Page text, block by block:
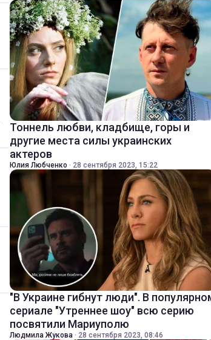
Тоннель любви, кладбище, горы и
другие места силы украинских
актеров
Юлия Любченко · 28 сентября 2023, 15:22
"В Украине гибнут люди". В
сериале "Утреннее шоу" всю серию
посвятили Мариуполю
Людмила Жукова · 28 сентября 2023, 08:46